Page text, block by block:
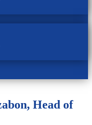
Head of